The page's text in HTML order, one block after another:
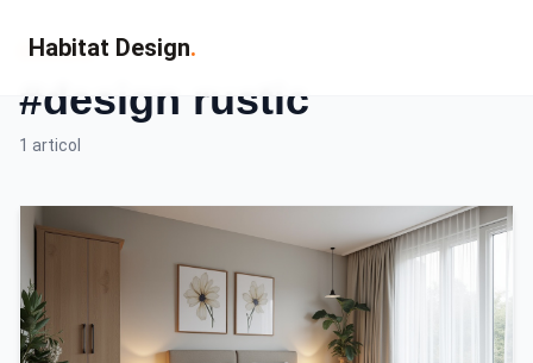
Habitat Design.
Eticheta
#design rustic
1 articol